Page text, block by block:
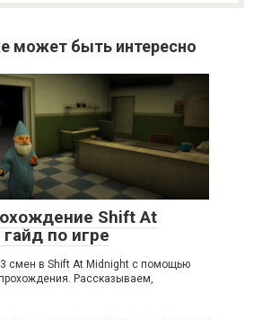
может быть интересно
Shift At
по игре
смен в Shift At Midnight с помощью
Рассказываем,